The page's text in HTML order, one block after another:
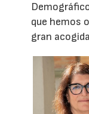
que hemos
gran